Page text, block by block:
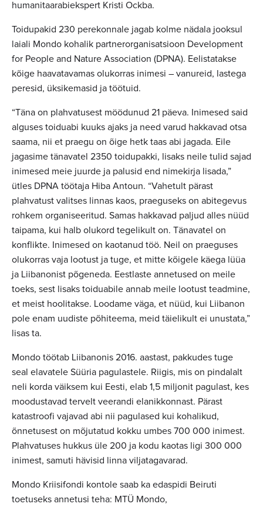
humanitaarabiekspert Kristi Ockba.
Toidupakid 230 perekonnale jagab kolme nädala jooksul
laiali Mondo kohalik partnerorganisatsioon Development
for People and Nature Association (DPNA). Eelistatakse
kõige haavatavamas olukorras inimesi – vanureid, lastega
peresid, üksikemasid ja töötuid.
“Täna on plahvatusest möödunud 21 päeva. Inimesed said
alguses toiduabi kuuks ajaks ja need varud hakkavad otsa
saama, nii et praegu on õige hetk taas abi jagada. Eile
jagasime tänavatel 2350 toidupakki, lisaks neile tulid sajad
inimesed meie juurde ja palusid end nimekirja lisada,”
ütles DPNA töötaja Hiba Antoun. “Vahetult pärast
plahvatust valitses linnas kaos, praeguseks on abitegevus
rohkem organiseeritud. Samas hakkavad paljud alles nüüd
taipama, kui halb olukord tegelikult on. Tänavatel on
konflikte. Inimesed on kaotanud töö. Neil on praeguses
olukorras vaja lootust ja tuge, et mitte kõigele käega lüüa
ja Liibanonist põgeneda. Eestlaste annetused on meile
toeks, sest lisaks toiduabile annab meile lootust teadmine,
et meist hoolitakse. Loodame väga, et nüüd, kui Liibanon
pole enam uudiste põhiteema, meid täielikult ei unustata,”
lisas ta.
Mondo töötab Liibanonis 2016. aastast, pakkudes tuge
seal elavatele Süüria pagulastele. Riigis, mis on pindalalt
neli korda väiksem kui Eesti, elab 1,5 miljonit pagulast, kes
moodustavad tervelt veerandi elanikkonnast. Pärast
katastroofi vajavad abi nii pagulased kui kohalikud,
õnnetusest on mõjutatud kokku umbes 700 000 inimest.
Plahvatuses hukkus üle 200 ja kodu kaotas ligi 300 000
inimest, samuti hävisid linna viljatagavarad.
Mondo Kriisifondi kontole saab ka edaspidi Beiruti
toetuseks annetusi teha: MTÜ Mondo,